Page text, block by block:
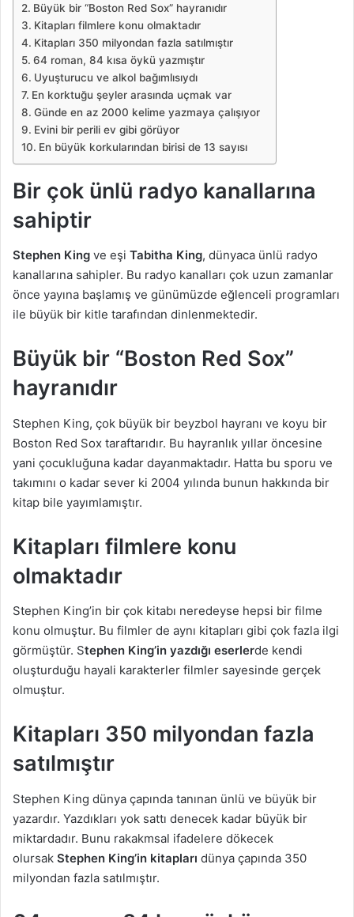
Büyük bir “Boston Red Sox” hayranıdır
Kitapları filmlere konu olmaktadır
Kitapları 350 milyondan fazla satılmıştır
64 roman, 84 kısa öykü yazmıştır
Uyuşturucu ve alkol bağımlısıydı
En korktuğu şeyler arasında uçmak var
Günde en az 2000 kelime yazmaya çalışıyor
Evini bir perili ev gibi görüyor
En büyük korkularından birisi de 13 sayısı
Bir çok ünlü radyo kanallarına
sahiptir
Stephen King ve eşi Tabitha King, dünyaca ünlü radyo
kanallarına sahipler. Bu radyo kanalları çok uzun zamanlar
önce yayına başlamış ve günümüzde eğlenceli programları
ile büyük bir kitle tarafından dinlenmektedir.
Büyük bir “Boston Red Sox”
hayranıdır
Stephen King, çok büyük bir beyzbol hayranı ve koyu bir
Boston Red Sox taraftarıdır. Bu hayranlık yıllar öncesine
yani çocukluğuna kadar dayanmaktadır. Hatta bu sporu ve
takımını o kadar sever ki 2004 yılında bunun hakkında bir
kitap bile yayımlamıştır.
Kitapları filmlere konu
olmaktadır
Stephen King’in bir çok kitabı neredeyse hepsi bir filme
konu olmuştur. Bu filmler de aynı kitapları gibi çok fazla ilgi
görmüştür. Stephen King’in yazdığı eserlerde kendi
oluşturduğu hayali karakterler filmler sayesinde gerçek
olmuştur.
Kitapları 350 milyondan fazla
satılmıştır
Stephen King dünya çapında tanınan ünlü ve büyük bir
yazardır. Yazdıkları yok sattı denecek kadar büyük bir
miktardadır. Bunu rakakmsal ifadelere dökecek
olursak Stephen King’in kitapları dünya çapında 350
milyondan fazla satılmıştır.